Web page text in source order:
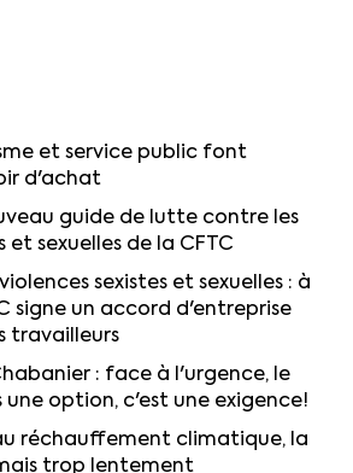
et service public font
d'achat
guide de lutte contre les
et sexuelles de la CFTC
sexistes et sexuelles : à
signe un accord d'entreprise
travailleurs
: face à l'urgence, le
une option, c'est une exigence!
réchauffement climatique, la
trop lentement